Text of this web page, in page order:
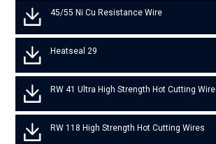
45/55 Ni Cu Resistance Wire
Heatseal 29
RW 41 Ultra High Strength Hot Cutting Wire
RW 118 High Strength Hot Cutting Wires